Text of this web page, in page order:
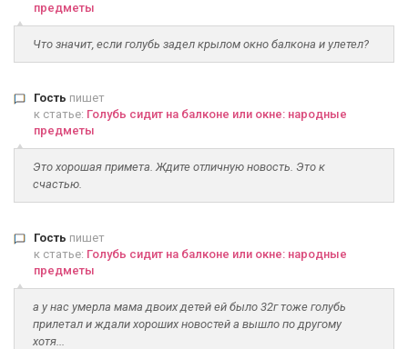
предметы
Что значит, если голубь задел крылом окно балкона и улетел?
Гость пишет
к статье: Голубь сидит на балконе или окне: народные
предметы
Это хорошая примета. Ждите отличную новость. Это к
счастью.
Гость пишет
к статье: Голубь сидит на балконе или окне: народные
предметы
а у нас умерла мама двоих детей ей было 32г тоже голубь
прилетал и ждали хороших новостей а вышло по другому
хотя...